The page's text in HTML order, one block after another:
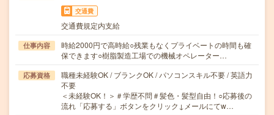
交通費
交通費規定内支給
仕事内容
時給2000円で高時給○残業もなくプライベートの時間も確
保できます○樹脂製造工場での機械オペレーター…
応募資格
職種未経験OK / ブランクOK / パソコンスキル不要 / 英語力
不要
＜未経験OK！＞＃学歴不問＃髪色・髪型自由！○応募後の
流れ「応募する」ボタンをクリック↓メールにてw…